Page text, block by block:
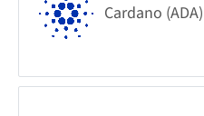
Cardano (ADA)